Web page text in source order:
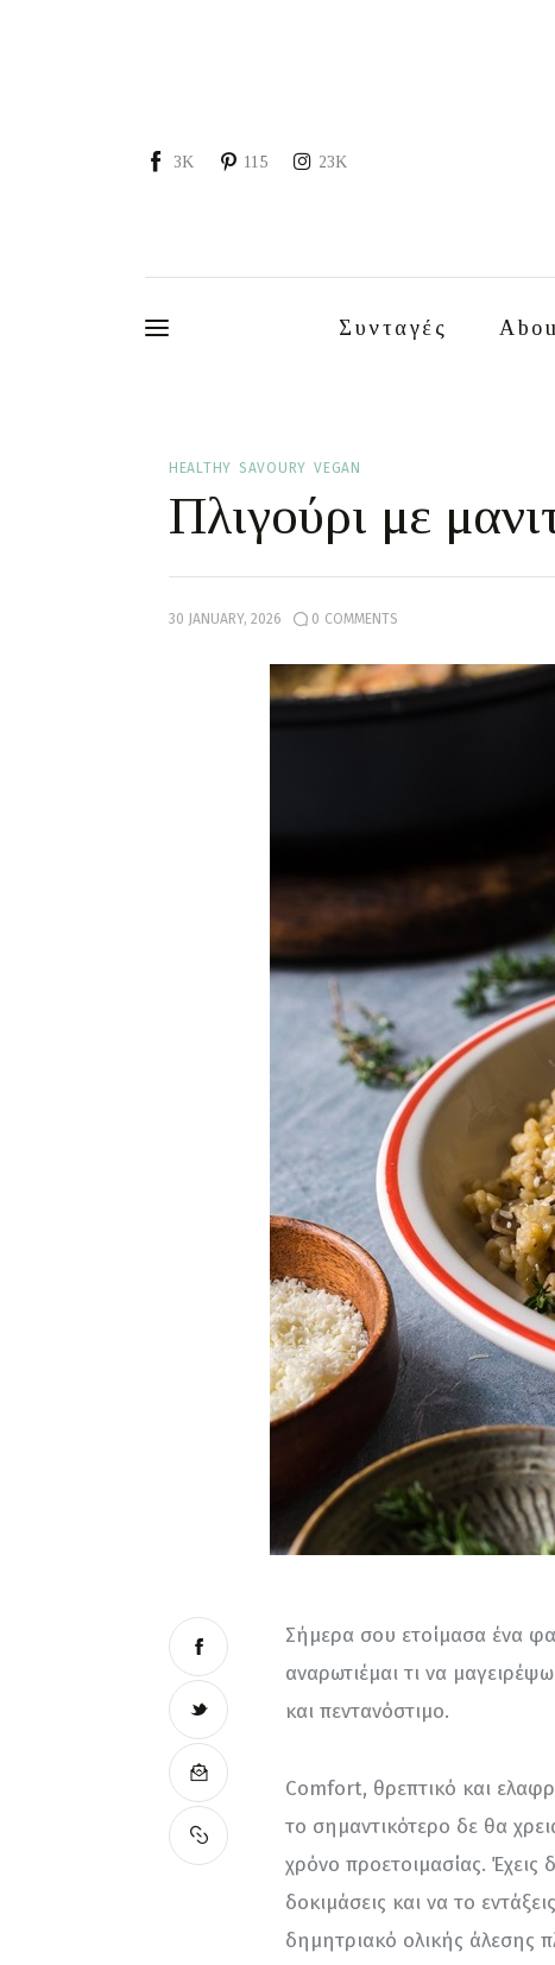
3K 115 23K
Συνταγές
HEALTHY SAVOURY VEGAN
Πλιγούρι με
30 JANUARY, 2026 0 COMMENTS
Σήμερα σου ετοίμασα ένα
αναρωτιέμαι τι να
και πεντανόστιμο.
Comfort, θρεπτικό και
το σημαντικότερο δε θα
χρόνο προετοιμασίας. Έχεις
δοκιμάσεις και να το
δημητριακό ολικής άλεσης